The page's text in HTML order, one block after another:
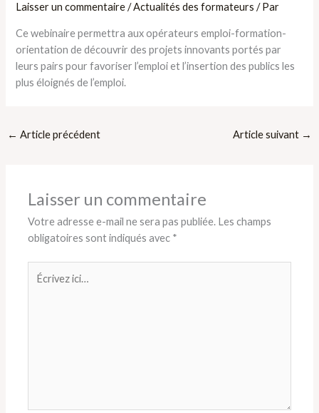
Laisser un commentaire /Actualités des formateurs / Par
Ce webinaire permettra aux opérateurs emploi-formation-
orientation de découvrir des projets innovants portés par
leurs pairs pour favoriser l’emploi et l’insertion des publics les
plus éloignés de l’emploi.
← Article précédent Article suivant →
Laisser un commentaire
Votre adresse e-mail ne sera pas publiée. Les champs
obligatoires sont indiqués avec *
ici…